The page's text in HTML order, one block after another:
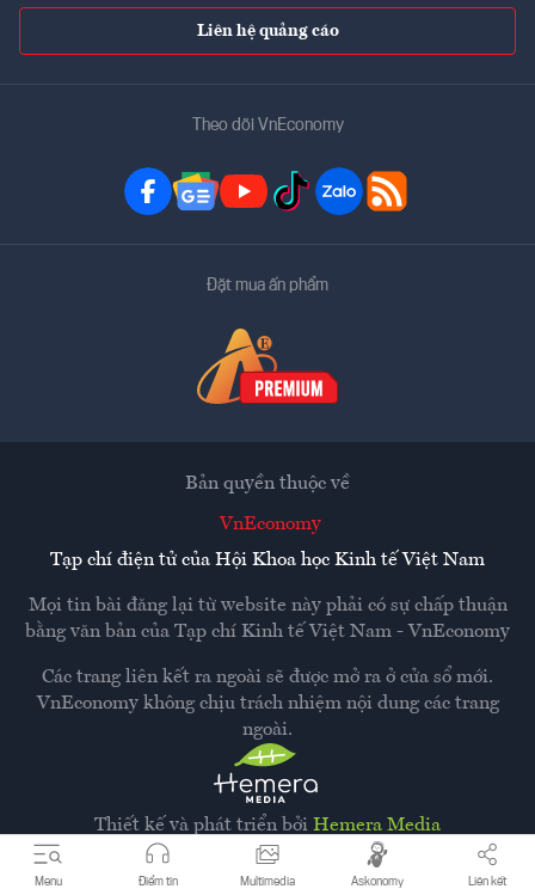
Menu Điểm tin Multimedia Askonomy Liên kết
Liên hệ quảng cáo
Theo dõi VnEconomy
Đặt mua ấn phẩm
Thiết kế và phát triển bởi Hemera Media
Dựa trên nền tảngHemera AI CMS
Bản quyền thuộc về
VnEconomy
Tạp chí điện tử của Hội Khoa học Kinh tế Việt Nam
Mọi tin bài đăng lại từ website này phải có sự chấp thuận
bằng văn bản của Tạp chí Kinh tế Việt Nam - VnEconomy
Các trang liên kết ra ngoài sẽ được mở ra ở cửa sổ mới.
VnEconomy không chịu trách nhiệm nội dung các trang
ngoài.